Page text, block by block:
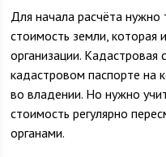
Для начала расчёта нужно
стоимость земли, которая
организации. Кадастровая
кадастровом паспорте на
во владении. Но нужно
стоимость регулярно
органами.